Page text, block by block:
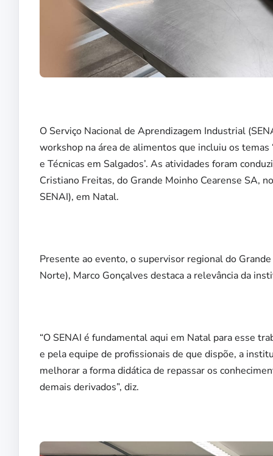
O Serviço Nacional de Aprendizagem Industrial
workshop na área de alimentos que incluiu os temas
e Técnicas em Salgados’. As atividades foram
Cristiano Freitas, do Grande Moinho Cearense SA,
SENAI), em Natal.
Presente ao evento, o supervisor regional do
Norte), Marco Gonçalves destaca a relevância da
“O SENAI é fundamental aqui em Natal para esse
e pela equipe de profissionais de que dispõe, a
melhorar a forma didática de repassar os
demais derivados”, diz.